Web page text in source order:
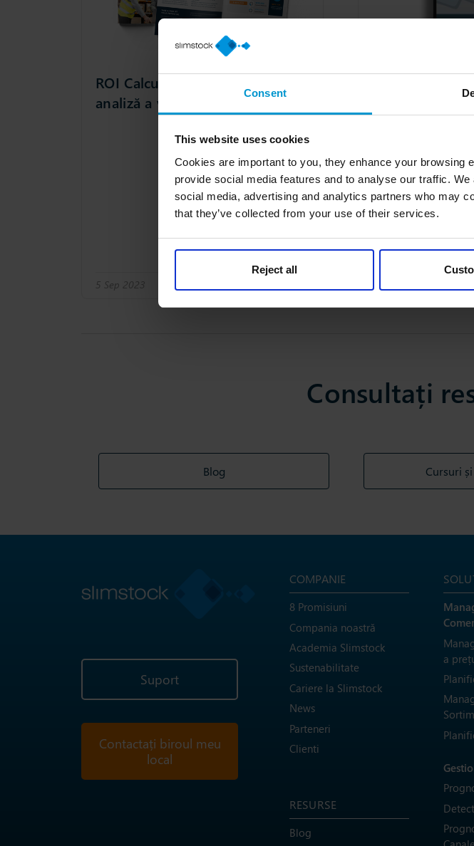
Consent
This website uses cookies
Cookies are important to you, they enhance your
provide social media features and to analyse our traffic.
social media, advertising and analytics partners who may
that they’ve collected from your use of their services.
Reject all
ROI Calculator: Instrument de
analiză a valorii
5 Sep 2023
E-book:
planificării
Consultați
Blog Cursuri
Suport
Contactați biroul meu
local
COMPANIE
8 Promisiuni
Compania noastră
Academia Slimstock
Sustenabilitate
Cariere la Slimstock
News
Parteneri
Clienti
a
RESURSE
Blog